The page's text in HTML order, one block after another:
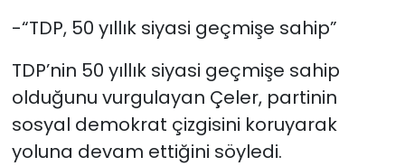
-“TDP, 50 yıllık siyasi geçmişe sahip”
TDP’nin 50 yıllık siyasi geçmişe sahip
olduğunu vurgulayan Çeler, partinin
sosyal demokrat çizgisini koruyarak
yoluna devam ettiğini söyledi.